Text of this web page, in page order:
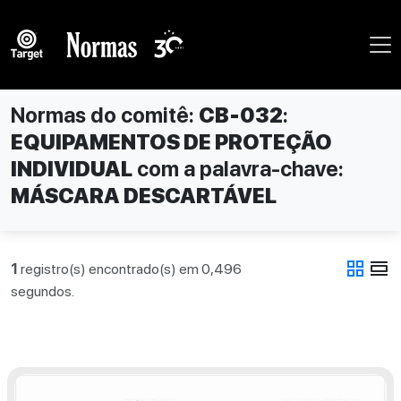
Normas do comitê: CB-032:
EQUIPAMENTOS DE PROTEÇÃO
INDIVIDUAL com a palavra-chave:
MÁSCARA DESCARTÁVEL
1 registro(s) encontrado(s) em 0,496
segundos.
grid_view view_day